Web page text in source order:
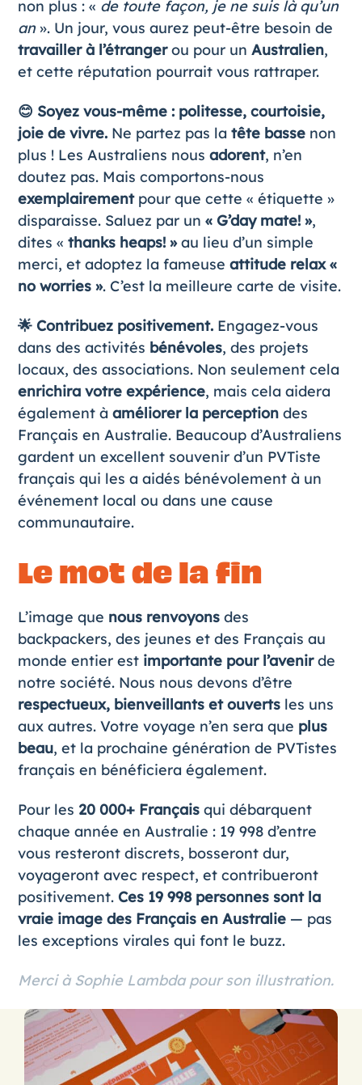
non plus : « de toute façon, je ne suis là qu’un
an». Un jour, vous aurez peut-être besoin de
travailler à l’étrangerou pour un Australien,
et cette réputation pourrait vous rattraper.
😊 Soyez vous-même : politesse, courtoisie,
joie de vivre.Ne partez pas la tête bassenon
plus ! Les Australiens nous adorent, n’en
doutez pas. Mais comportons-nous
exemplairementpour que cette « étiquette »
disparaisse. Saluez par un « G’day mate! »,
dites « thanks heaps! »au lieu d’un simple
merci, et adoptez la fameuse attitude relax «
no worries ». C’est la meilleure carte de visite.
🌟 Contribuez positivement.Engagez-vous
dans des activités bénévoles, des projets
locaux, des associations. Non seulement cela
enrichira votre expérience, mais cela aidera
également à améliorer la perceptiondes
Français en Australie. Beaucoup d’Australiens
gardent un excellent souvenir d’un PVTiste
français qui les a aidés bénévolement à un
événement local ou dans une cause
communautaire.
Le mot de la fin
L’image que nous renvoyonsdes
backpackers, des jeunes et des Français au
monde entier est importante pour l’avenirde
notre société. Nous nous devons d’être
respectueux, bienveillants et ouvertsles uns
aux autres. Votre voyage n’en sera que plus
beau, et la prochaine génération de PVTistes
français en bénéficiera également.
Pour les 20 000+ Françaisqui débarquent
chaque année en Australie : 19 998 d’entre
vous resteront discrets, bosseront dur,
voyageront avec respect, et contribueront
positivement. Ces 19 998 personnes sont la
vraie image des Français en Australie— pas
les exceptions virales qui font le buzz.
Merci à Sophie Lambda pour son illustration.